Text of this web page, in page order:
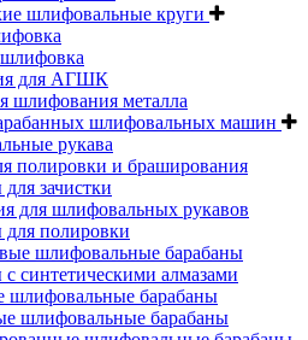
шлифовальные круги
для АГШК
шлифования металла
шлифовальных машин
рукава
полировки и браширования
зачистки
для шлифовальных рукавов
для полировки
шлифовальные барабаны
с синтетическими алмазами
шлифовальные барабаны
шлифовальные барабаны